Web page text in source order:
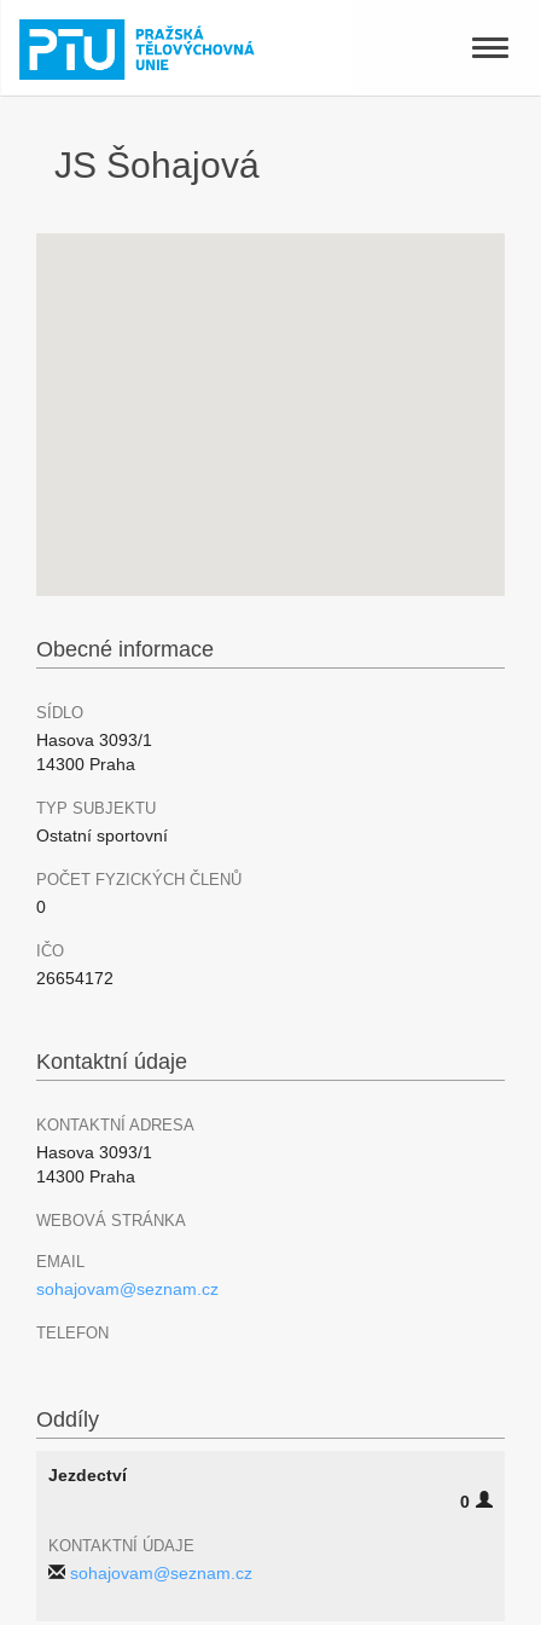
Toggle
JS Šohajová
Obecné informace
SÍDLO
Hasova 3093/1
14300 Praha
TYP SUBJEKTU
Ostatní sportovní
POČET FYZICKÝCH ČLENŮ
0
IČO
26654172
Kontaktní údaje
KONTAKTNÍ ADRESA
Hasova 3093/1
14300 Praha
WEBOVÁ STRÁNKA
EMAIL
sohajovam@seznam.cz
TELEFON
Oddíly
Jezdectví
0
KONTAKTNÍ ÚDAJE
sohajovam@seznam.cz